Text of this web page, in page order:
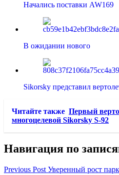
Начались поставки AW169
В ожидании нового
Sikorsky представил
Читайте также Первый
многоцелевой Sikorsky S-92
Навигация по
Previous Post Уверенный рост